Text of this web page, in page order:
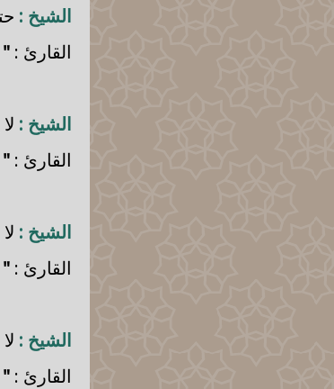
الشيخ :
القارئ : "
الشيخ :
القارئ :
الشيخ :
القارئ : "
الشيخ :
القارئ : "